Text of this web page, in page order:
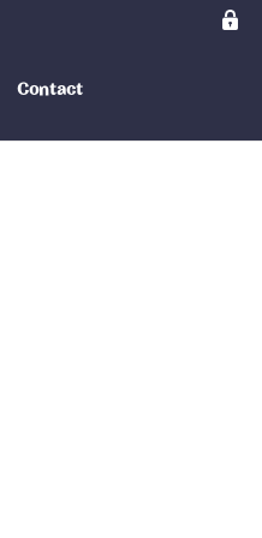
Contact